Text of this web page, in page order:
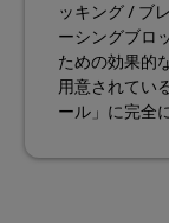
ッキング / ブ
ーシングブロ
ための効果的
用意されてい
ール」に完全